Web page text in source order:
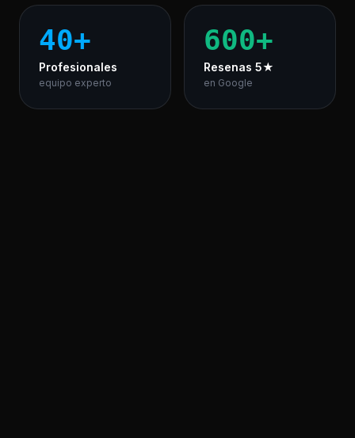
40+
Profesionales
equipo experto
600+
Resenas 5★
en Google